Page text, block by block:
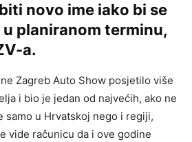
novo ime iako bi se
planiranom terminu,
a.
Zagreb Auto Show posjetilo više
i bio je jedan od najvećih, ako ne
samo u Hrvatskoj nego i regiji,
vide računicu da i ove godine